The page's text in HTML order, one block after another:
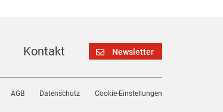
Kontakt Newsletter
AGB Datenschutz Cookie-Einstellungen